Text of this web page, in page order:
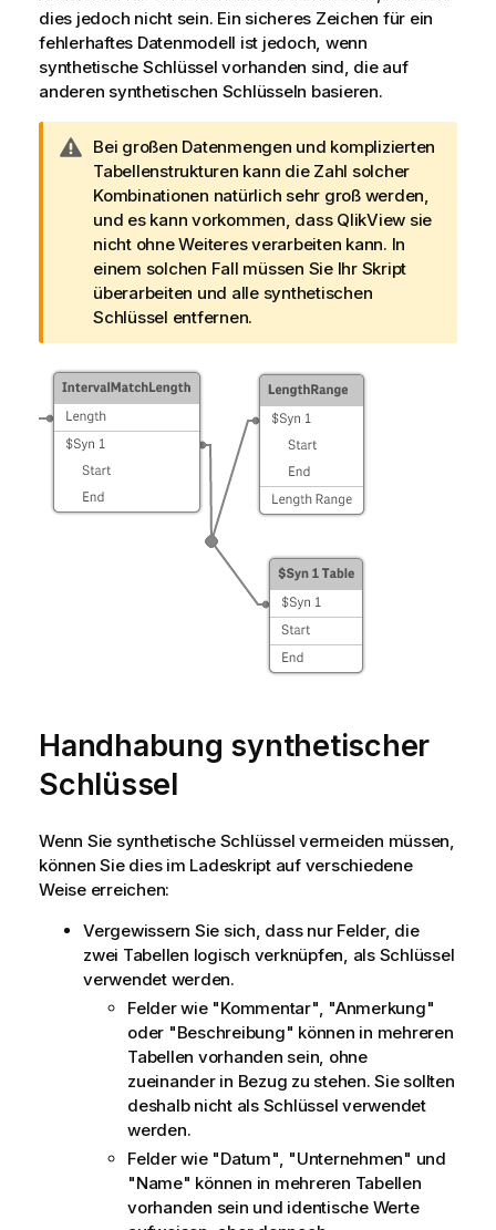
dies jedoch nicht sein. Ein sicheres Zeichen für ein
fehlerhaftes Datenmodell ist jedoch, wenn
synthetische Schlüssel vorhanden sind, die auf
anderen synthetischen Schlüsseln basieren.
W
a
r
n
h
i
n
w
e
i
s
Bei großen Datenmengen und komplizierten
Tabellenstrukturen kann die Zahl solcher
Kombinationen natürlich sehr groß werden,
und es kann vorkommen, dass QlikView sie
nicht ohne Weiteres verarbeiten kann. In
einem solchen Fall müssen Sie Ihr Skript
überarbeiten und alle synthetischen
Schlüssel entfernen.
Handhabung synthetischer
Schlüssel
Wenn Sie synthetische Schlüssel vermeiden müssen,
können Sie dies im Ladeskript auf verschiedene
Weise erreichen:
Vergewissern Sie sich, dass nur Felder, die
zwei Tabellen logisch verknüpfen, als Schlüssel
verwendet werden.
Felder wie "Kommentar", "Anmerkung"
oder "Beschreibung" können in mehreren
Tabellen vorhanden sein, ohne
zueinander in Bezug zu stehen. Sie sollten
deshalb nicht als Schlüssel verwendet
werden.
Felder wie "Datum", "Unternehmen" und
"Name" können in mehreren Tabellen
vorhanden sein und identische Werte